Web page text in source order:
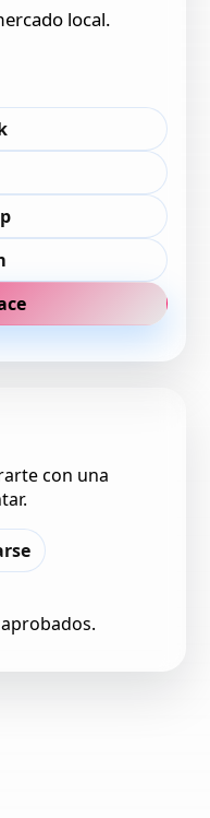
local.
con una